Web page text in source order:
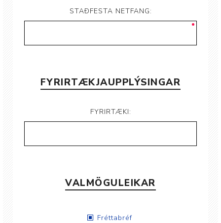
STAÐFESTA NETFANG:
FYRIRTÆKJAUPPLÝSINGAR
FYRIRTÆKI:
VALMÖGULEIKAR
Fréttabréf